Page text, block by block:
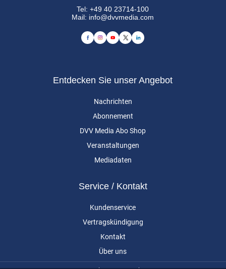
Tel:+49 40 23714-100
Mail: info@dvvmedia.com
Entdecken Sie unser Angebot
Nachrichten
Abonnement
DVV Media Abo Shop
Veranstaltungen
Mediadaten
Service / Kontakt
Kundenservice
Vertragskündigung
Kontakt
Über uns